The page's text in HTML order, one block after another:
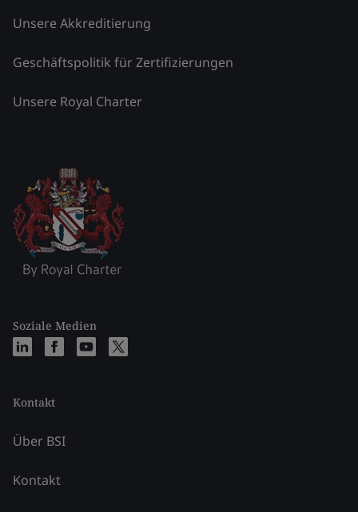
Unsere Akkreditierung
Geschäftspolitik für Zertifizierungen
Unsere Royal Charter
Soziale Medien
Kontakt
Über BSI
Kontakt